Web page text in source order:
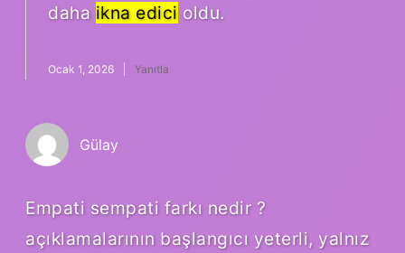
daha ikna edici oldu.
Ocak 1, 2026 Yanıtla
Gülay
Empati sempati farkı nedir ?
açıklamalarının başlangıcı yeterli, yalnız